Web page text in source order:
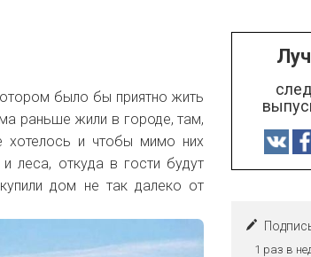
было бы приятно жить
раньше жили в городе, там,
и чтобы мимо них
леса, откуда в гости будут
дом не так далеко от
1 раз в